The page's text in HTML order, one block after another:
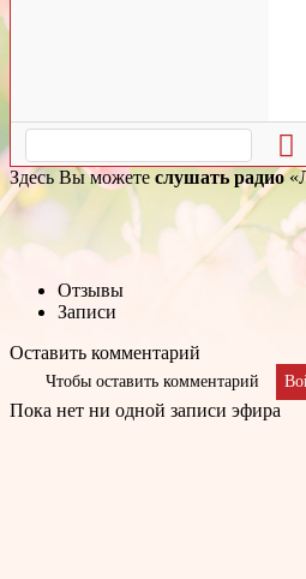
Здесь Вы можете слушать радио
Отзывы
Записи
Оставить комментарий
Чтобы оставить комментарий
Пока нет ни одной записи эфира